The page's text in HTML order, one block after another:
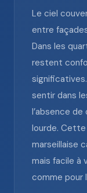
Le ciel
entre
Dans les
restent
sentir dans
l’absence
lourde.
marseillaise
mais facile à
comme pour